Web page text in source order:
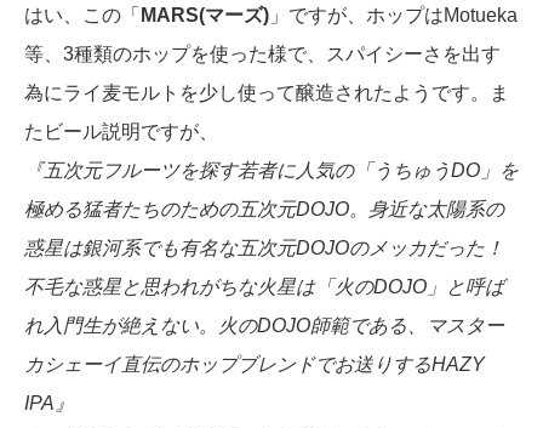
はい、この「 MARS(マーズ) 」ですが、ホップはMotueka
等、3種類のホップを使った様で、スパイシーさを出す
為にライ麦モルトを少し使って醸造されたようです。ま
たビール説明ですが、
『五次元フルーツを探す若者に人気の「うちゅうDO」を
極める猛者たちのための五次元DOJO。身近な太陽系の
惑星は銀河系でも有名な五次元DOJOのメッカだった！
不毛な惑星と思われがちな火星は「火のDOJO」と呼ば
れ入門生が絶えない。火のDOJO師範である、マスター
カシェーイ直伝のホップブレンドでお送りするHAZY
IPA』